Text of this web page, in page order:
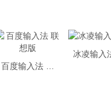
冰凌输入